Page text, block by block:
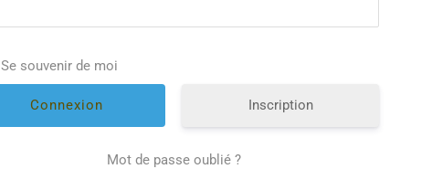
Se souvenir de moi
Inscription
Mot de passe oublié ?